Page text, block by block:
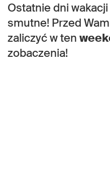
Ostatnie dni
smutne! Przed
zaliczyć w ten
zobaczenia!